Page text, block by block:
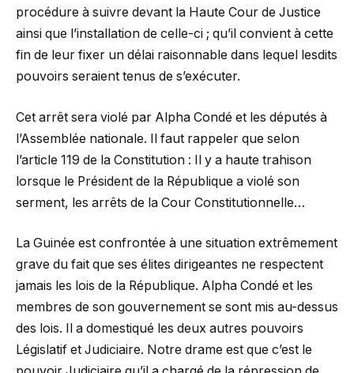
procédure à suivre devant la Haute Cour de Justice
ainsi que l’installation de celle-ci ; qu’il convient à cette
fin de leur fixer un délai raisonnable dans lequel lesdits
pouvoirs seraient tenus de s’exécuter.
Cet arrêt sera violé par Alpha Condé et les députés à
l’Assemblée nationale. Il faut rappeler que selon
l’article 119 de la Constitution : Il y a haute trahison
lorsque le Président de la République a violé son
serment, les arrêts de la Cour Constitutionnelle…
La Guinée est confrontée à une situation extrêmement
grave du fait que ses élites dirigeantes ne respectent
jamais les lois de la République. Alpha Condé et les
membres de son gouvernement se sont mis au-dessus
des lois. Il a domestiqué les deux autres pouvoirs
Législatif et Judiciaire. Notre drame est que c’est le